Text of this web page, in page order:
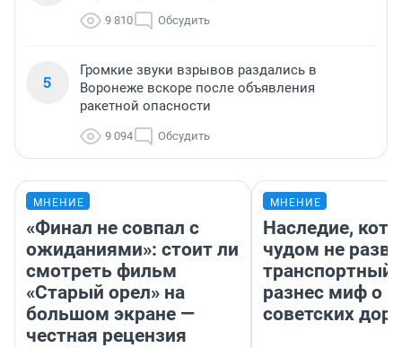
9 810 Обсудить
5
Громкие звуки взрывов раздались в
Воронеже вскоре после объявления
ракетной опасности
9 094 Обсудить
МНЕНИЕ
«Финал не совпал с
ожиданиями»: стоит ли
смотреть фильм
«Старый орел» на
большом экране —
честная рецензия
МНЕНИЕ
Наследие,
чудом не
транспортный
разнес миф о
советских